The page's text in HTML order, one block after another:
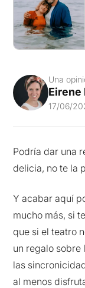
Una
Eirene
17/06/
Podría dar una
delicia, no te la
Y acabar aquí
mucho más, si
que si el teatro
un regalo sobre
las
al menos